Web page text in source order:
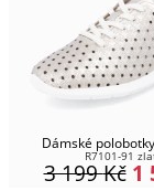
Dámské
R7101-91
1
3 199Kč